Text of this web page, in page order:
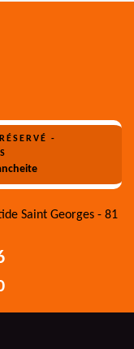
-
Saint Georges - 81